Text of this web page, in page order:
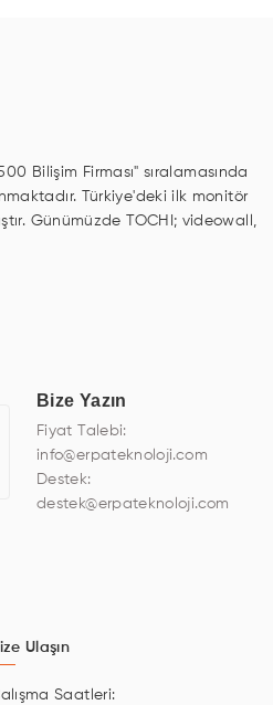
Bilişim Firması" sıralamasında
Türkiye'deki ilk monitör
Günümüzde TOCHI; videowall,
ekipmanı, uzman
Bize Yazın
Fiyat Talebi:
info@erpateknoloji.com
Destek:
destek@erpateknoloji.com
Ulaşın
Saatleri: